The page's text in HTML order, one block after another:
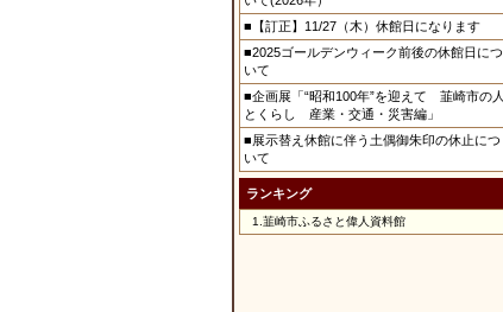
■【訂正】11/27（木）休館日になります
■2025ゴールデンウィーク前後の休館日につ
いて
■企画展「“昭和100年”を迎えて 韮崎市の人
とくらし 産業・交通・災害編」
■展示替え休館に伴う土偶御朱印の休止につ
いて
ランキング
1. 韮崎市ふるさと偉人資料館